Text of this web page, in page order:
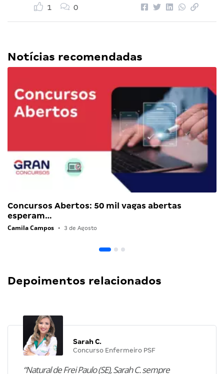
1 0
Notícias recomendadas
Concursos Abertos: 50 mil vagas abertas
esperam…
Camila Campos • 3 de Agosto
Depoimentos relacionados
Sarah C.
Concurso Enfermeiro PSF
“Natural de Frei Paulo (SE), Sarah C. sempre